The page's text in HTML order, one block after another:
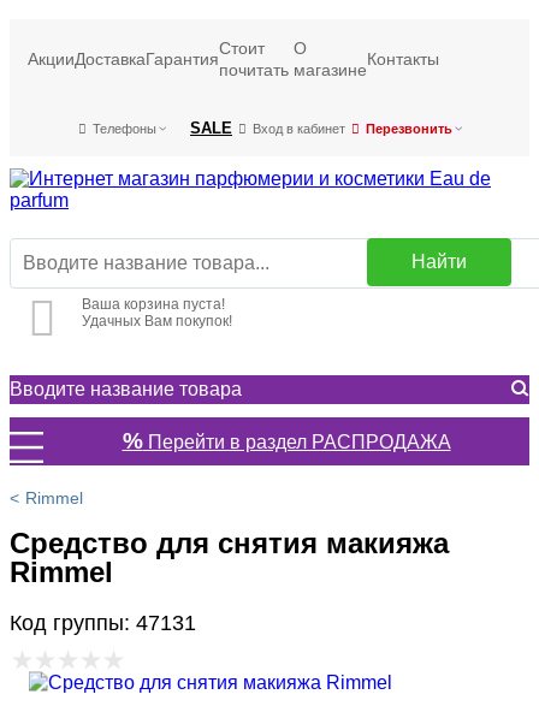
АкцииДоставкаГарантия
Стоит
почитать
О
магазине
Контакты
Телефоны SALE Вход в кабинет Перезвонить
Найти
Ваша корзина пуста!
Удачных Вам покупок!
%Перейти в раздел РАСПРОДАЖА
Rimmel
Средство для снятия макияжа
Rimmel
Код группы: 47131